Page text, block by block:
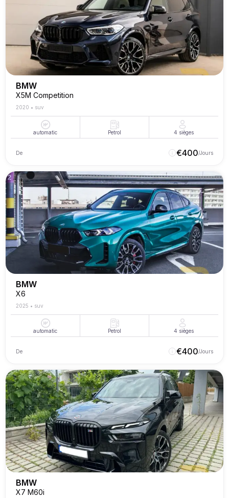
BMW
X5M Competition
2020 • suv
automatic Petrol 4 sièges
De €400/Jours
BMW
X6
2025 • suv
automatic Petrol 4 sièges
De €400/Jours
BMW
X7 M60i